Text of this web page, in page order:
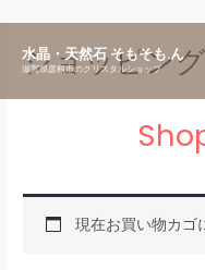
水晶・天然石 そもそも.ん
滋賀県彦根市のクリスタルショップ
ショッピン
現在お買い物カゴ